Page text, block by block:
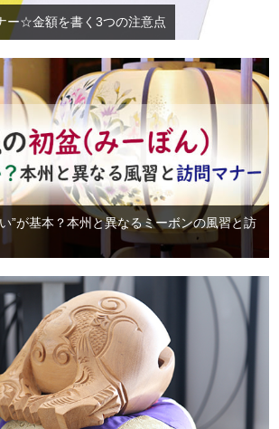
ー☆金額を書く3つの注意点
”が基本？本州と異なるミーボンの風習と訪